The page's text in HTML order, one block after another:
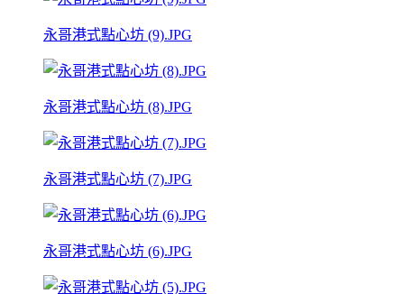
永哥港式點心坊 (9).JPG
永哥港式點心坊 (8).JPG
永哥港式點心坊 (7).JPG
永哥港式點心坊 (6).JPG